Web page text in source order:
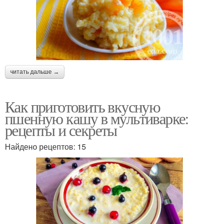
читать дальше →
Как приготовить вкусную
пшенную кашу в мультиварке:
рецепты и секреты
Найдено рецептов: 15